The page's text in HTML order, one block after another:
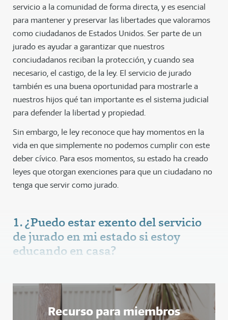
servicio a la comunidad de forma directa, y es esencial
para mantener y preservar las libertades que valoramos
como ciudadanos de Estados Unidos. Ser parte de un
jurado es ayudar a garantizar que nuestros
conciudadanos reciban la protección, y cuando sea
necesario, el castigo, de la ley. El servicio de jurado
también es una buena oportunidad para mostrarle a
nuestros hijos qué tan importante es el sistema judicial
para defender la libertad y propiedad.
Sin embargo, le ley reconoce que hay momentos en la
vida en que simplemente no podemos cumplir con este
deber cívico. Para esos momentos, su estado ha creado
leyes que otorgan exenciones para que un ciudadano no
tenga que servir como jurado.
1. ¿Puedo estar exento del servicio
de jurado en mi estado si estoy
educando en casa?
Recurso para miembros